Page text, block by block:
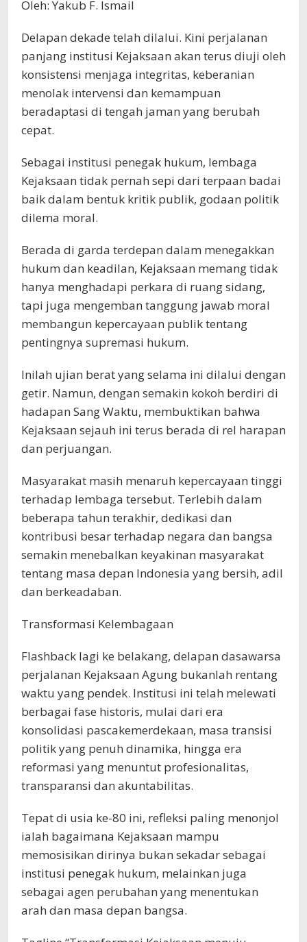
Oleh: Yakub F. Ismail
Delapan dekade telah dilalui. Kini perjalanan
panjang institusi Kejaksaan akan terus diuji oleh
konsistensi menjaga integritas, keberanian
menolak intervensi dan kemampuan
beradaptasi di tengah jaman yang berubah
cepat.
Sebagai institusi penegak hukum, lembaga
Kejaksaan tidak pernah sepi dari terpaan badai
baik dalam bentuk kritik publik, godaan politik
dilema moral.
Berada di garda terdepan dalam menegakkan
hukum dan keadilan, Kejaksaan memang tidak
hanya menghadapi perkara di ruang sidang,
tapi juga mengemban tanggung jawab moral
membangun kepercayaan publik tentang
pentingnya supremasi hukum.
Inilah ujian berat yang selama ini dilalui dengan
getir. Namun, dengan semakin kokoh berdiri di
hadapan Sang Waktu, membuktikan bahwa
Kejaksaan sejauh ini terus berada di rel harapan
dan perjuangan.
Masyarakat masih menaruh kepercayaan tinggi
terhadap lembaga tersebut. Terlebih dalam
beberapa tahun terakhir, dedikasi dan
kontribusi besar terhadap negara dan bangsa
semakin menebalkan keyakinan masyarakat
tentang masa depan Indonesia yang bersih, adil
dan berkeadaban.
Transformasi Kelembagaan
Flashback lagi ke belakang, delapan dasawarsa
perjalanan Kejaksaan Agung bukanlah rentang
waktu yang pendek. Institusi ini telah melewati
berbagai fase historis, mulai dari era
konsolidasi pascakemerdekaan, masa transisi
politik yang penuh dinamika, hingga era
reformasi yang menuntut profesionalitas,
transparansi dan akuntabilitas.
Tepat di usia ke-80 ini, refleksi paling menonjol
ialah bagaimana Kejaksaan mampu
memosisikan dirinya bukan sekadar sebagai
institusi penegak hukum, melainkan juga
sebagai agen perubahan yang menentukan
arah dan masa depan bangsa.